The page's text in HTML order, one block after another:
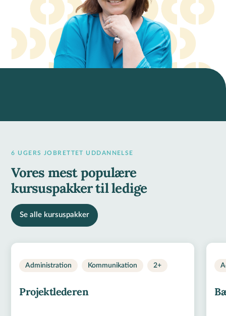
6 UGERS JOBRETTET UDDANNELSE
Vores mest populære
kursuspakker til ledige
Se alle kursuspakker
Administration Kommunikation 2+
Projektlederen